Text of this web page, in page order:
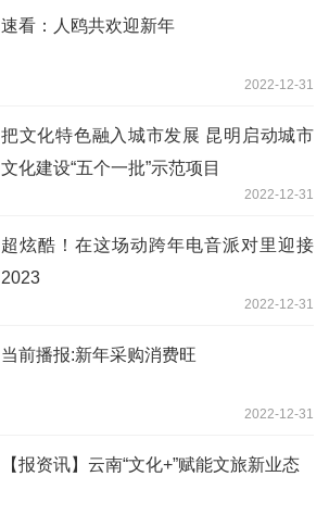
速看：人鸥共欢迎新年
2022-12-31
把文化特色融入城市发展 昆明启动城市
文化建设“五个一批”示范项目
2022-12-31
超炫酷！在这场动跨年电音派对里迎接
2023
2022-12-31
当前播报:新年采购消费旺
2022-12-31
【报资讯】云南“文化+”赋能文旅新业态